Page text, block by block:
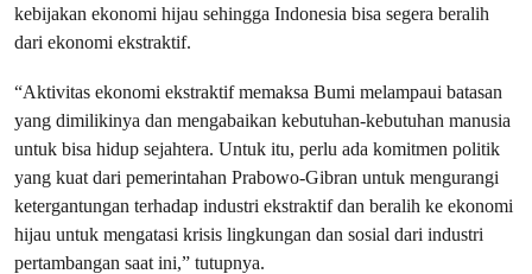
kebijakan ekonomi hijau sehingga Indonesia bisa segera beralih
dari ekonomi ekstraktif.
“Aktivitas ekonomi ekstraktif memaksa Bumi melampaui batasan
yang dimilikinya dan mengabaikan kebutuhan-kebutuhan manusia
untuk bisa hidup sejahtera. Untuk itu, perlu ada komitmen politik
yang kuat dari pemerintahan Prabowo-Gibran untuk mengurangi
ketergantungan terhadap industri ekstraktif dan beralih ke ekonomi
hijau untuk mengatasi krisis lingkungan dan sosial dari industri
pertambangan saat ini,” tutupnya.